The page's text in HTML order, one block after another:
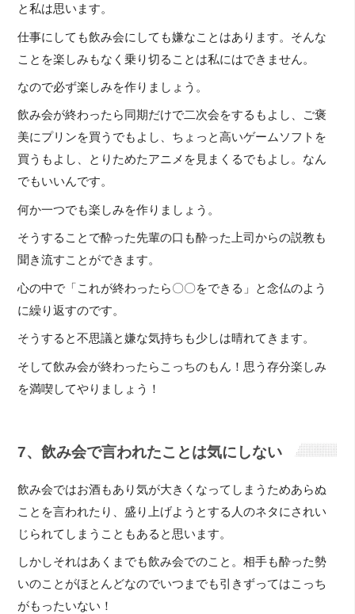
と私は思います。
仕事にしても飲み会にしても嫌なことはあります。そんな
ことを楽しみもなく乗り切ることは私にはできません。
なので必ず楽しみを作りましょう。
飲み会が終わったら同期だけで二次会をするもよし、ご褒
美にプリンを買うでもよし、ちょっと高いゲームソフトを
買うもよし、とりためたアニメを見まくるでもよし。なん
でもいいんです。
何か一つでも楽しみを作りましょう。
そうすることで酔った先輩の口も酔った上司からの説教も
聞き流すことができます。
心の中で「これが終わったら〇〇をできる」と念仏のよう
に繰り返すのです。
そうすると不思議と嫌な気持ちも少しは晴れてきます。
そして飲み会が終わったらこっちのもん！思う存分楽しみ
を満喫してやりましょう！
7、飲み会で言われたことは気にしない
飲み会ではお酒もあり気が大きくなってしまうためあらぬ
ことを言われたり、盛り上げようとする人のネタにされい
じられてしまうこともあると思います。
しかしそれはあくまでも飲み会でのこと。相手も酔った勢
いのことがほとんどなのでいつまでも引きずってはこっち
がもったいない！